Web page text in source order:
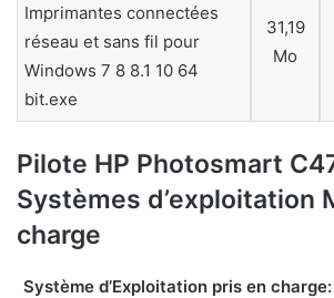
Imprimantes connectées
réseau et sans fil pour
Windows 7 8 8.1 10 64
bit.exe
31,19
Mo
Pilote HP Photosmart
Systèmes d’exploitation
charge
Système d’Exploitation pris en charge: